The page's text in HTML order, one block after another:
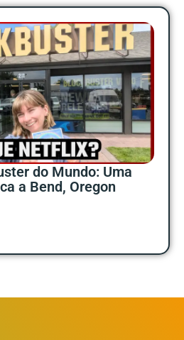
do Mundo: Uma
a Bend, Oregon